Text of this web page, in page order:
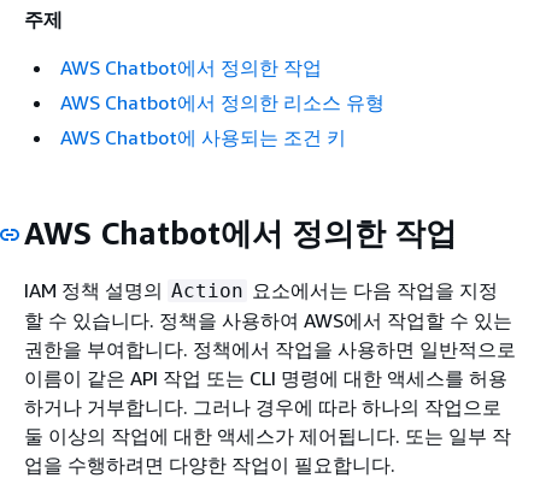
주제
AWS Chatbot에서 정의한 작업
AWS Chatbot에서 정의한 리소스 유형
AWS Chatbot에 사용되는 조건 키
AWS Chatbot에서 정의한 작업
IAM 정책 설명의 Action 요소에서는 다음 작업을 지정
할 수 있습니다. 정책을 사용하여 AWS에서 작업할 수 있는
권한을 부여합니다. 정책에서 작업을 사용하면 일반적으로
이름이 같은 API 작업 또는 CLI 명령에 대한 액세스를 허용
하거나 거부합니다. 그러나 경우에 따라 하나의 작업으로
둘 이상의 작업에 대한 액세스가 제어됩니다. 또는 일부 작
업을 수행하려면 다양한 작업이 필요합니다.